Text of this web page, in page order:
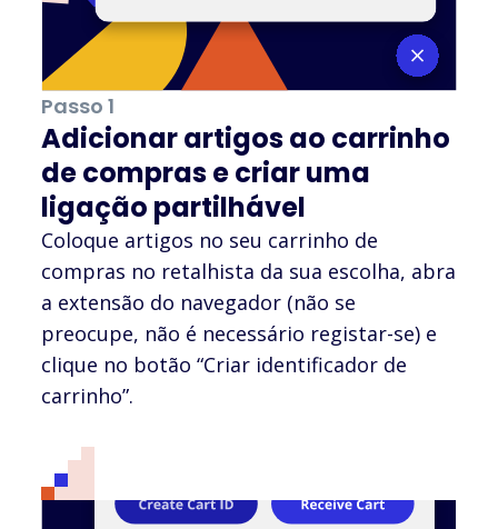
Passo 1
Adicionar artigos ao carrinho
de compras e criar uma
ligação partilhável
Coloque artigos no seu carrinho de
compras no retalhista da sua escolha, abra
a extensão do navegador (não se
preocupe, não é necessário registar-se) e
clique no botão “Criar identificador de
carrinho”.